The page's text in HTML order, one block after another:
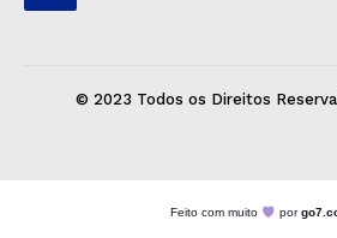
© 2023 Todos os Direitos
Feito com muito por